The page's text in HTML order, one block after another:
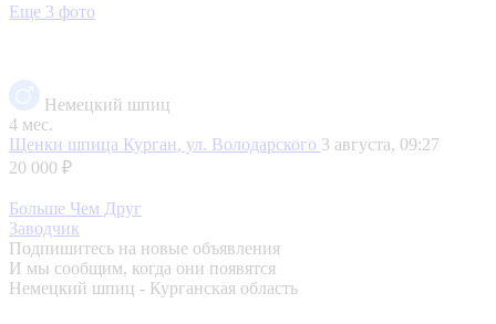
Еще 3 фото
Немецкий шпиц
4 мес.
Щенки шпица Курган, ул. Володарского 3 августа, 09:27
20 000 ₽
Больше Чем Друг
Заводчик
Подпишитесь на новые объявления
И мы сообщим, когда они появятся
Немецкий шпиц - Курганская область